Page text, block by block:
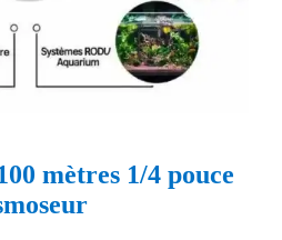
mètres 1/4 pouce